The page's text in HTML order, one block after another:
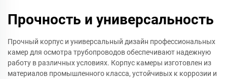
Прочность и универсальность
Прочный корпус и универсальный дизайн профессиональных
камер для осмотра трубопроводов обеспечивают надежную
работу в различных условиях. Корпус камеры изготовлен из
материалов промышленного класса, устойчивых к коррозии и